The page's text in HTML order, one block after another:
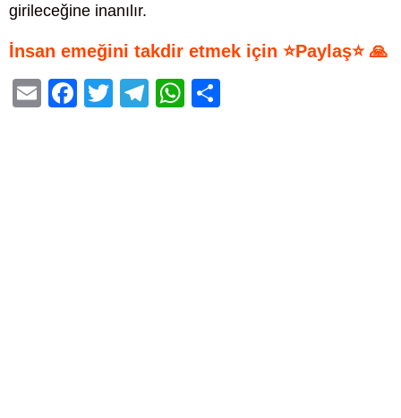
girileceğine inanılır.
İnsan emeğini takdir etmek için ⭐Paylaş⭐ 🙏
E
F
T
T
W